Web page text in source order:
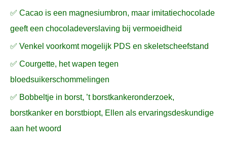
✅ Cacao is een magnesiumbron, maar imitatiechocolade
geeft een chocoladeverslaving bij vermoeidheid
✅ Venkel voorkomt mogelijk PDS en skeletscheefstand
✅ Courgette, het wapen tegen
bloedsuikerschommelingen
✅ Bobbeltje in borst, ’t borstkankeronderzoek,
borstkanker en borstbiopt, Ellen als ervaringsdeskundige
aan het woord